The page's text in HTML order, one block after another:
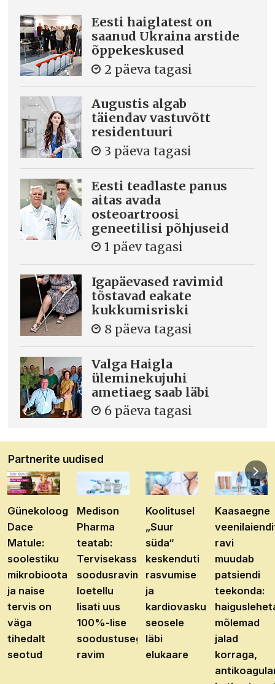
Eesti haiglatest on
saanud Ukraina arstide
õppekeskused
2 päeva tagasi
Augustis algab
täiendav vastuvõtt
residentuuri
3 päeva tagasi
Eesti teadlaste panus
aitas avada
osteoartroosi
geneetilisi põhjuseid
1 päev tagasi
Igapäevased ravimid
tõstavad eakate
kukkumisriski
8 päeva tagasi
Valga Haigla
üleminekujuhi
ametiaeg saab läbi
6 päeva tagasi
Partnerite uudised
Günekoloog
Dace
Matule:
soolestiku
mikrobioota
ja naise
tervis on
väga
tihedalt
seotud
Medison
Pharma
teatab:
Tervisekassa
soodusravimite
loetellu
lisati uus
100%-lise
soodustusega
ravim
Koolitusel
„Suur
süda“
keskenduti
rasvumise
ja
kardiovaskulaarhaiguste
seosele
läbi
elukaare
Kaasaegne
ravi
muudab
patsiendi
teekonda:
mõlemad
jalad
korraga,